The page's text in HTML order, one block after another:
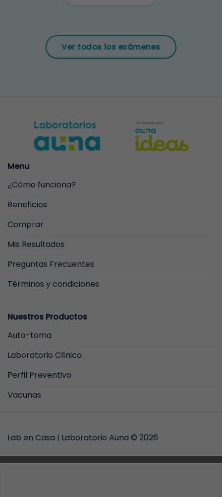
Ver todos los exámenes
Menu
¿Cómo funciona?
Beneficios
Comprar
Mis Resultados
Preguntas Frecuentes
Términos y condiciones
Nuestros Productos
Auto-toma
Laboratorio Clínico
Perfil Preventivo
Vacunas
Lab en Casa | Laboratorio Auna © 2026